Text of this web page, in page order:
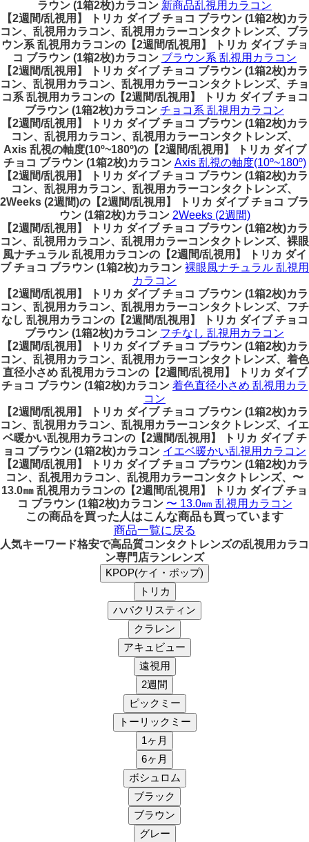
ラウン (1箱2枚)カラコン 新商品乱視用カラコン
【2週間/乱視用】 トリカ ダイブ チョコ ブラウン (1箱2枚)カラ
コン、乱視用カラコン、乱視用カラーコンタクトレンズ、ブラ
ウン系 乱視用カラコンの【2週間/乱視用】 トリカ ダイブ チョ
コ ブラウン (1箱2枚)カラコン ブラウン系 乱視用カラコン
【2週間/乱視用】 トリカ ダイブ チョコ ブラウン (1箱2枚)カラ
コン、乱視用カラコン、乱視用カラーコンタクトレンズ、チョ
コ系 乱視用カラコンの【2週間/乱視用】 トリカ ダイブ チョコ
ブラウン (1箱2枚)カラコン チョコ系 乱視用カラコン
【2週間/乱視用】 トリカ ダイブ チョコ ブラウン (1箱2枚)カラ
コン、乱視用カラコン、乱視用カラーコンタクトレンズ、
Axis 乱視の軸度(10º~180º)の【2週間/乱視用】 トリカ ダイブ
チョコ ブラウン (1箱2枚)カラコン Axis 乱視の軸度(10º~180º)
【2週間/乱視用】 トリカ ダイブ チョコ ブラウン (1箱2枚)カラ
コン、乱視用カラコン、乱視用カラーコンタクトレンズ、
2Weeks (2週間)の【2週間/乱視用】 トリカ ダイブ チョコ ブラ
ウン (1箱2枚)カラコン 2Weeks (2週間)
【2週間/乱視用】 トリカ ダイブ チョコ ブラウン (1箱2枚)カラ
コン、乱視用カラコン、乱視用カラーコンタクトレンズ、裸眼
風ナチュラル 乱視用カラコンの【2週間/乱視用】 トリカ ダイ
ブ チョコ ブラウン (1箱2枚)カラコン 裸眼風ナチュラル 乱視用
カラコン
【2週間/乱視用】 トリカ ダイブ チョコ ブラウン (1箱2枚)カラ
コン、乱視用カラコン、乱視用カラーコンタクトレンズ、フチ
なし 乱視用カラコンの【2週間/乱視用】 トリカ ダイブ チョコ
ブラウン (1箱2枚)カラコン フチなし 乱視用カラコン
【2週間/乱視用】 トリカ ダイブ チョコ ブラウン (1箱2枚)カラ
コン、乱視用カラコン、乱視用カラーコンタクトレンズ、着色
直径小さめ 乱視用カラコンの【2週間/乱視用】 トリカ ダイブ
チョコ ブラウン (1箱2枚)カラコン 着色直径小さめ 乱視用カラ
コン
【2週間/乱視用】 トリカ ダイブ チョコ ブラウン (1箱2枚)カラ
コン、乱視用カラコン、乱視用カラーコンタクトレンズ、イエ
ベ暖かい乱視用カラコンの【2週間/乱視用】 トリカ ダイブ チ
ョコ ブラウン (1箱2枚)カラコン イエベ暖かい乱視用カラコン
【2週間/乱視用】 トリカ ダイブ チョコ ブラウン (1箱2枚)カラ
コン、乱視用カラコン、乱視用カラーコンタクトレンズ、〜
13.0㎜ 乱視用カラコンの【2週間/乱視用】 トリカ ダイブ チョ
コ ブラウン (1箱2枚)カラコン 〜 13.0㎜ 乱視用カラコン
この商品を買った人はこんな商品も買っています
商品一覧に戻る
人気キーワード格安で高品質コンタクトレンズの乱視用カラコ
ン専門店ランレンズ